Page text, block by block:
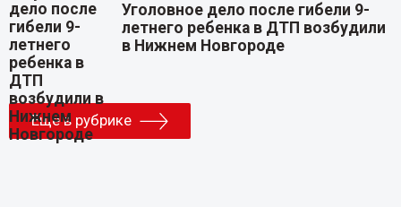
Уголовное дело после гибели 9-
летнего ребенка в ДТП возбудили
в Нижнем Новгороде
Еще в рубрике